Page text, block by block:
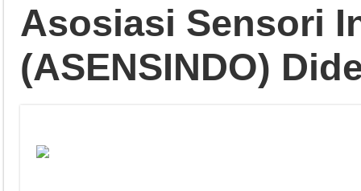
Asosiasi Sensori
(ASENSINDO)